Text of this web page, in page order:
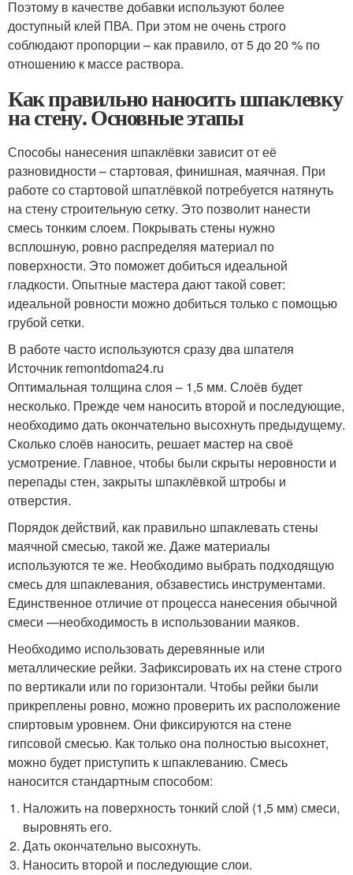
Поэтому в качестве добавки используют более
доступный клей ПВА. При этом не очень строго
соблюдают пропорции – как правило, от 5 до 20 % по
отношению к массе раствора.
Как правильно наносить шпаклевку
на стену. Основные этапы
Способы нанесения шпаклёвки зависит от её
разновидности – стартовая, финишная, маячная. При
работе со стартовой шпатлёвкой потребуется натянуть
на стену строительную сетку. Это позволит нанести
смесь тонким слоем. Покрывать стены нужно
всплошную, ровно распределяя материал по
поверхности. Это поможет добиться идеальной
гладкости. Опытные мастера дают такой совет:
идеальной ровности можно добиться только с помощью
грубой сетки.
В работе часто используются сразу два шпателя
Источник remontdoma24.ru
Оптимальная толщина слоя – 1,5 мм. Слоёв будет
несколько. Прежде чем наносить второй и последующие,
необходимо дать окончательно высохнуть предыдущему.
Сколько слоёв наносить, решает мастер на своё
усмотрение. Главное, чтобы были скрыты неровности и
перепады стен, закрыты шпаклёвкой штробы и
отверстия.
Порядок действий, как правильно шпаклевать стены
маячной смесью, такой же. Даже материалы
используются те же. Необходимо выбрать подходящую
смесь для шпаклевания, обзавестись инструментами.
Единственное отличие от процесса нанесения обычной
смеси —необходимость в использовании маяков.
Необходимо использовать деревянные или
металлические рейки. Зафиксировать их на стене строго
по вертикали или по горизонтали. Чтобы рейки были
прикреплены ровно, можно проверить их расположение
спиртовым уровнем. Они фиксируются на стене
гипсовой смесью. Как только она полностью высохнет,
можно будет приступить к шпаклеванию. Смесь
наносится стандартным способом:
Наложить на поверхность тонкий слой (1,5 мм) смеси,
выровнять его.
Дать окончательно высохнуть.
Наносить второй и последующие слои.